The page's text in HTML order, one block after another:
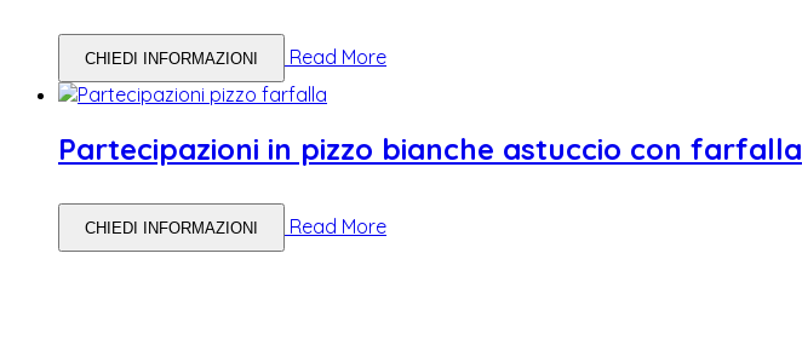
CHIEDI INFORMAZIONI Read More
Partecipazioni in pizzo bianche astuccio con farfalla
CHIEDI INFORMAZIONI Read More